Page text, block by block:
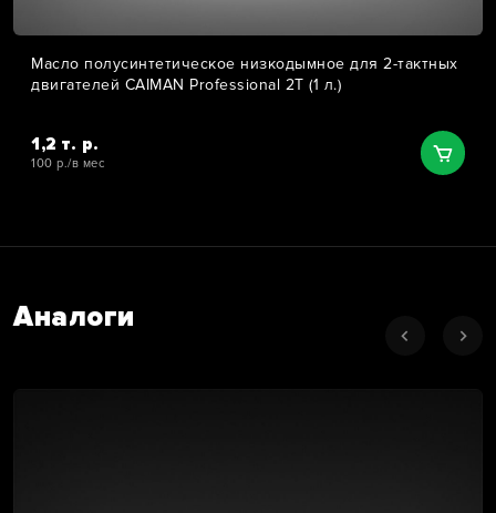
Масло полусинтетическое низкодымное для 2-тактных
двигателей CAIMAN Professional 2T (1 л.)
1,2 т. р.
100 р./в мес
Аналоги